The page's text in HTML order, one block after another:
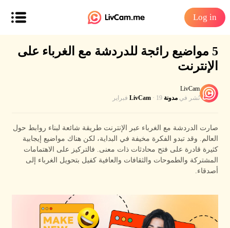
Log in
5 مواضيع رائجة للدردشة مع الغرباء على
الإنترنت
LivCam
نُشر فيمدونة LivCam· 19 فبراير
صارت الدردشة مع الغرباء عبر الإنترنت طريقة شائعة لبناء روابط حول
العالم. وقد تبدو الفكرة مخيفة في البداية، لكن هناك مواضيع إيجابية
كثيرة قادرة على فتح محادثات ذات معنى. فالتركيز على الاهتمامات
المشتركة والطموحات والثقافات والعافية كفيل بتحويل الغرباء إلى
أصدقاء.